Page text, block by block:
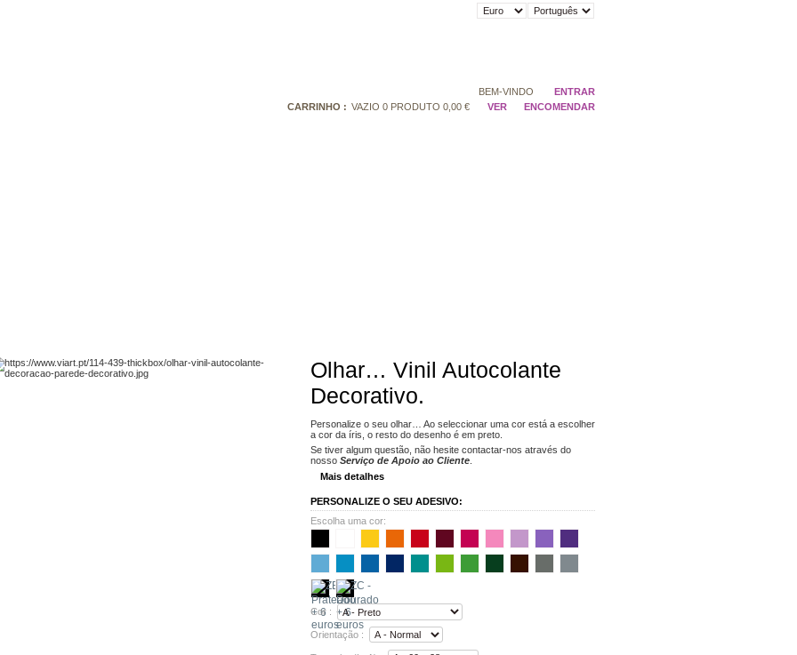
BEM-VINDO
ENTRAR
CARRINHO : VAZIO 0 PRODUTO0,00 € VER ENCOMENDAR
Olhar… Vinil Autocolante
Decorativo.
Personalize o seu olhar… Ao seleccionar uma cor está a escolher
a cor da íris, o resto do desenho é em preto.
Se tiver algum questão, não hesite contactar-nos através do
nosso Serviço de Apoio ao Cliente
Mais detalhes
PERSONALIZE O SEU ADESIVO:
Escolha uma cor:
Cor :
Orientação :